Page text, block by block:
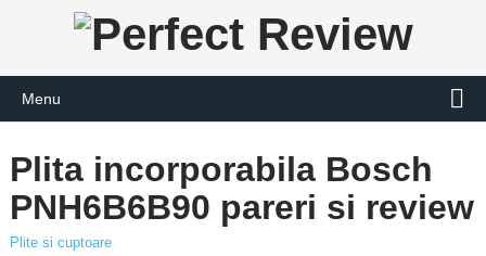
Menu
Plita incorporabila Bosch
PNH6B6B90 pareri si review
Plite si cuptoare